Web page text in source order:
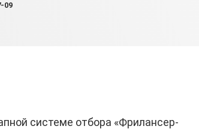
09
системе отбора «Фрилансер-